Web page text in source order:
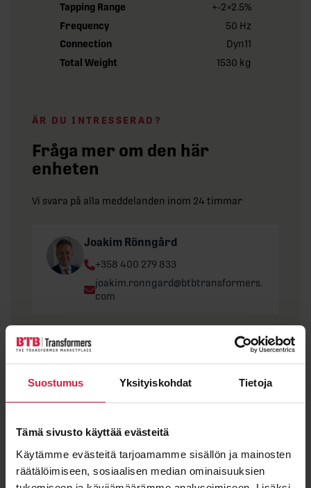
Suostumus Yksityiskohdat Tietoja
Tämä sivusto käyttää evästeitä
Käytämme evästeitä tarjoamamme sisällön ja mainosten
räätälöimiseen, sosiaalisen median ominaisuuksien
Tapping Range
+-2×2.5%
Frequency
50 Hz
Connection
Dyn11
Total Weight
1530 kg
ÄR DU INTRESSERAD?
Fråga mer om den här
enheten
Vi svara på alla meddelanden inom 24 timmar
Joakim Rönngård
Phone:
+358 400 279 833
Email:
joakim.ronngard@btbtransformers.
com
”*” anger obligatoriska fält
Förnamn